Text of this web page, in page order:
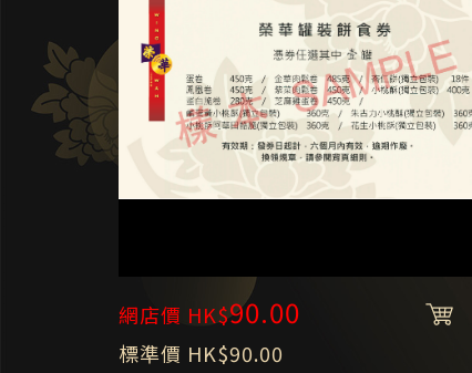
網店價 HK$90.00
標準價 HK$90.00